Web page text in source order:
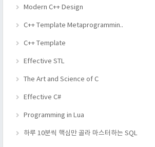
Modern C++ Design
C++ Template Metaprogrammin..
C++ Template
Effective STL
The Art and Science of C
Effective C#
Programming in Lua
하루 10분씩 핵심만 골라 마스터하는 SQL